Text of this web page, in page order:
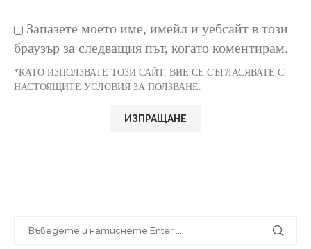
Запазете моето име, имейл и уебсайт в този
браузър за следващия път, когато коментирам.
*КАТО ИЗПОЛЗВАТЕ ТОЗИ САЙТ, ВИЕ СЕ СЪГЛАСЯВАТЕ С
НАСТОЯЩИТЕ УСЛОВИЯ ЗА ПОЛЗВАНЕ.